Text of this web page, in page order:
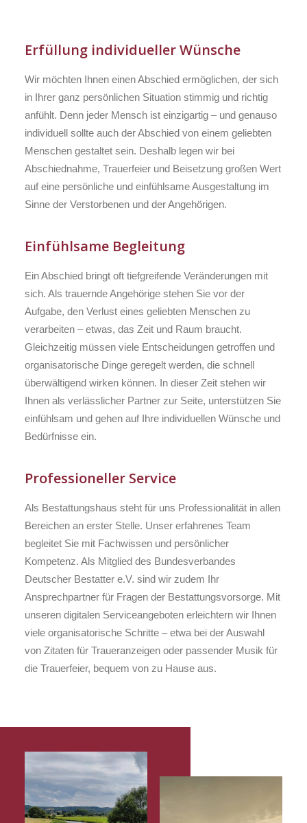
Erfüllung individueller Wünsche
Wir möchten Ihnen einen Abschied ermöglichen, der sich
in Ihrer ganz persönlichen Situation stimmig und richtig
anfühlt. Denn jeder Mensch ist einzigartig – und genauso
individuell sollte auch der Abschied von einem geliebten
Menschen gestaltet sein. Deshalb legen wir bei
Abschiednahme, Trauerfeier und Beisetzung großen Wert
auf eine persönliche und einfühlsame Ausgestaltung im
Sinne der Verstorbenen und der Angehörigen.
Einfühlsame Begleitung
Ein Abschied bringt oft tiefgreifende Veränderungen mit
sich. Als trauernde Angehörige stehen Sie vor der
Aufgabe, den Verlust eines geliebten Menschen zu
verarbeiten – etwas, das Zeit und Raum braucht.
Gleichzeitig müssen viele Entscheidungen getroffen und
organisatorische Dinge geregelt werden, die schnell
überwältigend wirken können. In dieser Zeit stehen wir
Ihnen als verlässlicher Partner zur Seite, unterstützen Sie
einfühlsam und gehen auf Ihre individuellen Wünsche und
Bedürfnisse ein.
Professioneller Service
Als Bestattungshaus steht für uns Professionalität in allen
Bereichen an erster Stelle. Unser erfahrenes Team
begleitet Sie mit Fachwissen und persönlicher
Kompetenz. Als Mitglied des Bundesverbandes
Deutscher Bestatter e.V. sind wir zudem Ihr
Ansprechpartner für Fragen der Bestattungsvorsorge. Mit
unseren digitalen Serviceangeboten erleichtern wir Ihnen
viele organisatorische Schritte – etwa bei der Auswahl
von Zitaten für Traueranzeigen oder passender Musik für
die Trauerfeier, bequem von zu Hause aus.